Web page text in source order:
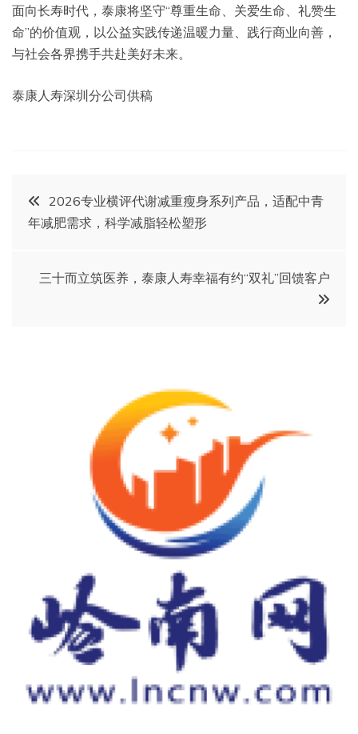
面向长寿时代，泰康将坚守“尊重生命、关爱生命、礼赞生
命”的价值观，以公益实践传递温暖力量、践行商业向善，
与社会各界携手共赴美好未来。
泰康人寿深圳分公司供稿
文
章
2026专业横评代谢减重瘦身系列产品，适配中青
年减肥需求，科学减脂轻松塑形
三十而立筑医养，泰康人寿幸福有约“双礼”回馈客户